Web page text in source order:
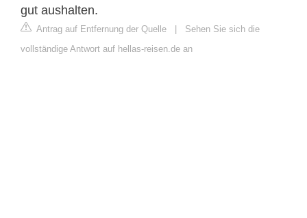
gut aushalten.
Antrag auf Entfernung der Quelle
Sehen Sie sich die
vollständige Antwort auf hellas-reisen.de an